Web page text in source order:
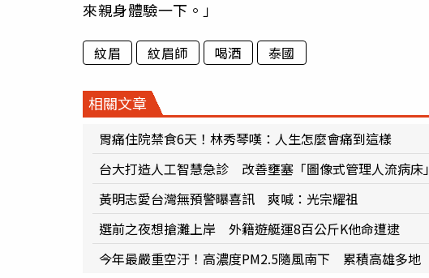
來親身體驗一下。」
紋眉 紋眉師 喝酒 泰國
相關文章
胃痛住院禁食6天！林秀琴嘆：人生怎麼會痛到這樣
台大打造人工智慧急診 改善壅塞「圖像式管理人流病床」
黃明志愛台灣無預警曝喜訊 爽喊：光宗耀祖
選前之夜想搶灘上岸 外籍遊艇運8百公斤K他命遭逮
今年最嚴重空汙！高濃度PM2.5隨風南下 累積高雄多地